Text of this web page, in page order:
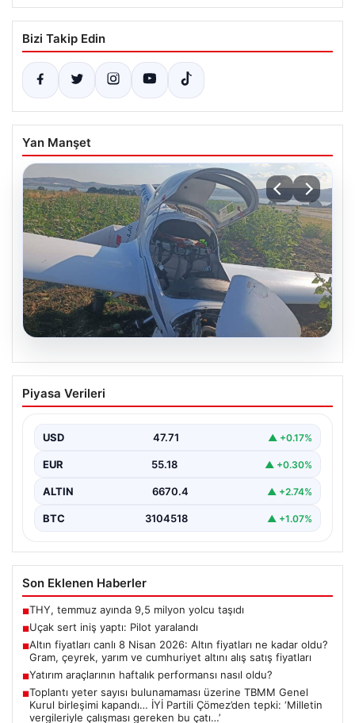
Bizi Takip Edin
Yan Manşet
06.08.2026
Uçak sert iniş yaptı: Pilot yaralandı
Piyasa Verileri
USD 47.71 ▲ +0.17%
EUR 55.18 ▲ +0.30%
ALTIN 6670.4 ▲ +2.74%
BTC 3104518 ▲ +1.07%
Son Eklenen Haberler
■THY, temmuz ayında 9,5 milyon yolcu taşıdı
■Uçak sert iniş yaptı: Pilot yaralandı
■Altın fiyatları canlı 8 Nisan 2026: Altın fiyatları ne kadar oldu?
Gram, çeyrek, yarım ve cumhuriyet altını alış satış fiyatları
■Yatırım araçlarının haftalık performansı nasıl oldu?
■Toplantı yeter sayısı bulunamaması üzerine TBMM Genel
Kurul birleşimi kapandı… İYİ Partili Çömez’den tepki: ‘Milletin
vergileriyle çalışması gereken bu çatı…’